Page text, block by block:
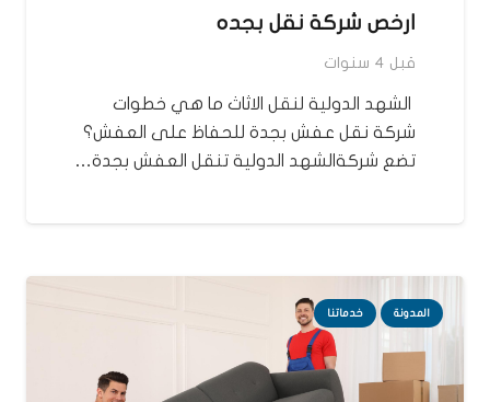
ارخص شركة نقل بجده
قبل 4 سنوات
الشهد الدولية لنقل الاثاث ما هي خطوات
شركة نقل عفش بجدة للحفاظ على العفش؟
تضع شركةالشهد الدولية تنقل العفش بجدة…
المدونة خدماتنا